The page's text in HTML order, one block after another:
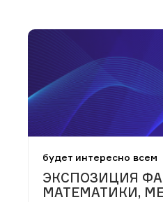
будет интересно всем
ЭКСПОЗИЦИЯ
МАТЕМАТИКИ,